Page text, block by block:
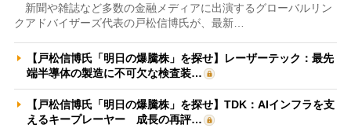
新聞や雑誌など多数の金融メディアに出演するグローバルリン
クアドバイザーズ代表の戸松信博氏が、最新…
【戸松信博氏「明日の爆騰株」を探せ】レーザーテック：最先
端半導体の製造に不可欠な検査装…
【戸松信博氏「明日の爆騰株」を探せ】TDK：AIインフラを支
えるキープレーヤー 成長の再評…